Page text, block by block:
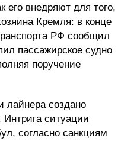
его внедряют для того,
Кремля: в конце
РФ сообщил
пассажирское судно
поручение
лайнера создано
ситуации
согласно санкциям